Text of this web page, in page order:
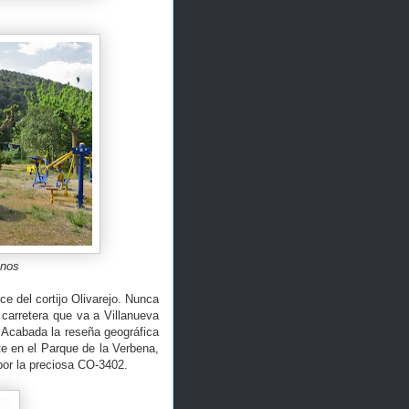
del cortijo Olivarejo. Nunca
que va a Villanueva
la reseña geográfica
en el Parque de la Verbena,
la preciosa CO-3402.